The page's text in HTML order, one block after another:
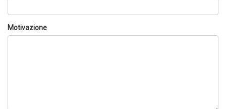
Motivazione